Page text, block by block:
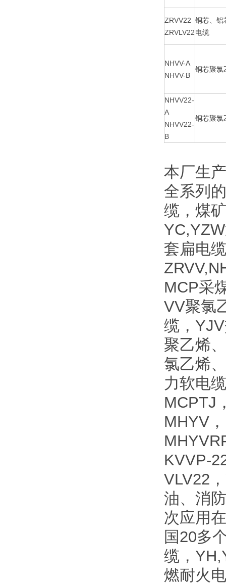
ZRVV22
ZRVLV22
铜芯、铝
电缆
NHVV-A
NHVV-B
铜芯聚氯
NHVV22-
A
NHVV22-
B
铜芯聚氯
本厂生
全系列
缆，煤
套扁电
MCP采
VV聚氯
缆，
聚乙烯
氯乙烯
力软电
MCPTJ
MHYV
KVVP-
VLV22
油、消
次应用
国20多
缆，
燃耐火